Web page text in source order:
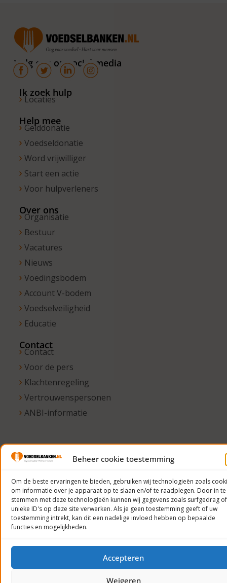
Beheer cookie toestemming
Om de beste ervaringen te bieden, gebruiken wij technologieën zoals
om informatie over je apparaat op te slaan en/of te raadplegen. Door in te
stemmen met deze technologieën kunnen wij gegevens zoals surfgedrag of
unieke ID's op deze site verwerken. Als je geen toestemming geeft of uw
toestemming intrekt, kan dit een nadelige invloed hebben op bepaalde
functies en mogelijkheden.
Accepteren
Weigeren
van 10.00 –
16.00 uur. Op
de vrijdagen
zijn wij
bereikbaar
van 10.00 –
Volg ons op social media
Ik zoek hulp
Locaties
Help mee
Gelddonatie
Voedseldonatie
Word vrijwilliger
Start een actie
Voor hulpverleners
Over ons
Organisatie
Bestuur
Vacatures
Nieuws
Voedingsbodem
Account V-bodem
Voedselveiligheid
Educatie
Contact
Contact
Voor de pers
Klachtenregeling
Vertrouwenspersonen
ANBI-informatie
© 2023
Nederland
Privacyverklaring